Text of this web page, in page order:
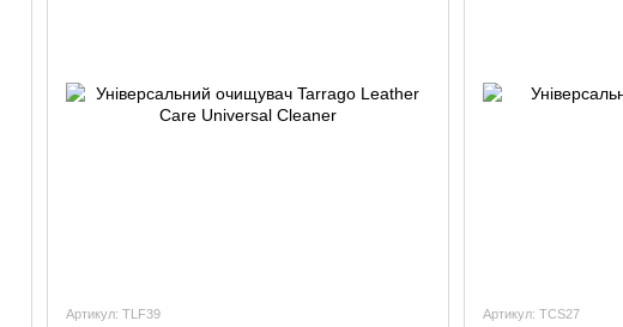
Артикул: TLF39 Артикул: TCS27